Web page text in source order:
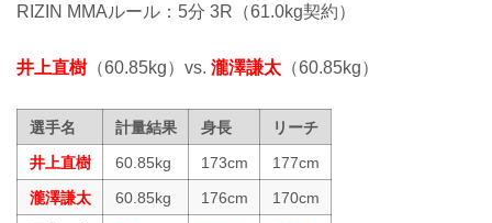
RIZIN MMAルール：5分 3R（61.0kg契約）
井上直樹 （60.85kg）vs. 瀧澤謙太 （60.85kg）
選手名 計量結果 身長
リーチ
井上直樹
60.85kg 173cm
177cm
瀧澤謙太
60.85kg 176cm
170cm